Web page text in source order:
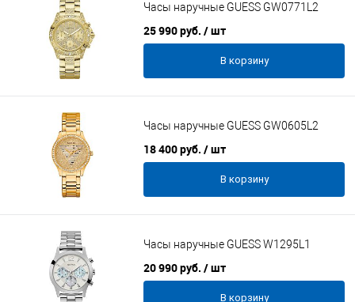
Часы наручные GUESS GW0771L2
25 990 руб. / шт
В корзину
Часы наручные GUESS GW0605L2
18 400 руб. / шт
В корзину
Часы наручные GUESS W1295L1
20 990 руб. / шт
В корзину